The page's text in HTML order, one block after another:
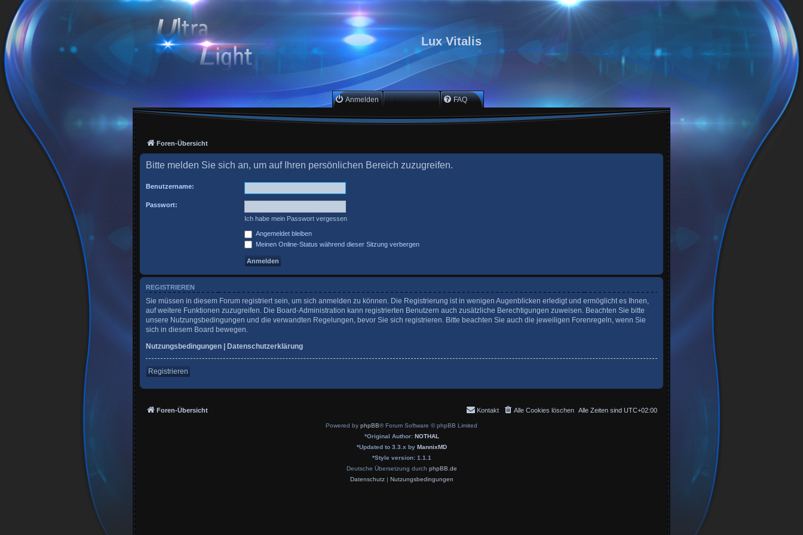
Lux Vitalis
Anmelden Registrieren FAQ
Foren-Übersicht
Bitte melden Sie sich an, um auf Ihren persönlichen Bereich zuzugreifen.
Benutzername:
Passwort:
Ich habe mein Passwort vergessen
Angemeldet bleiben
Meinen Online-Status während dieser Sitzung verbergen
REGISTRIEREN
Sie müssen in diesem Forum registriert sein, um sich anmelden zu können. Die Registrierung ist in wenigen Augenblicken erledigt und ermöglicht es Ihnen,
auf weitere Funktionen zuzugreifen. Die Board-Administration kann registrierten Benutzern auch zusätzliche Berechtigungen zuweisen. Beachten Sie bitte
unsere Nutzungsbedingungen und die verwandten Regelungen, bevor Sie sich registrieren. Bitte beachten Sie auch die jeweiligen Forenregeln, wenn Sie
sich in diesem Board bewegen.
Nutzungsbedingungen | Datenschutzerklärung
Registrieren
Foren-Übersicht Alle Zeiten sind UTC+02:00
Alle Cookies löschen
Kontakt
Powered by phpBB® Forum Software © phpBB Limited
*Original Author: NOTHAL
*Updated to 3.3.x by MannixMD
*Style version: 1.1.1
Deutsche Übersetzung durch phpBB.de
Datenschutz| Nutzungsbedingungen